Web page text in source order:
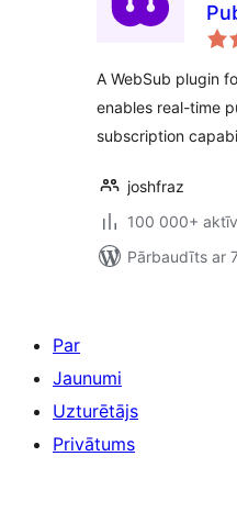
A WebSub plugin
enables real-time
subscription
joshfraz
100 000+
Pārbaudīts ar
Par
Jaunumi
Uzturētājs
Privātums